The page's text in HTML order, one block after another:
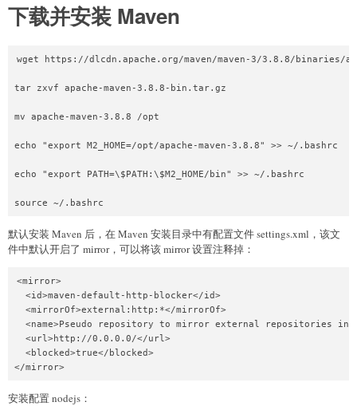
下载并安装 Maven
wget https://dlcdn.apache.org/maven/maven-3/3.8.8/binaries/
tar zxvf apache-maven-3.8.8-bin.tar.gz
mv apache-maven-3.8.8 /opt
echo "export M2_HOME=/opt/apache-maven-3.8.8" >> ~/.bashrc
echo "export PATH=\$PATH:\$M2_HOME/bin" >> ~/.bashrc
默认安装 Maven 后，在 Maven 安装目录中有配置文件 settings.xml，该文
件中默认开启了 mirror，可以将该 mirror 设置注释掉：
<mirror>
  <id>maven-default-http-blocker</id>
  <mirrorOf>external:http:*</mirrorOf>
<name>Pseudo repository to mirror external repositories
  <url>http://0.0.0.0/</url>
  <blocked>true</blocked>
安装配置 nodejs：